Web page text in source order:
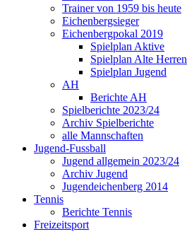
Trainer von 1959 bis heute
Eichenbergsieger
Eichenbergpokal 2019
Spielplan Aktive
Spielplan Alte Herren
Spielplan Jugend
AH
Berichte AH
Spielberichte 2023/24
Archiv Spielberichte
alle Mannschaften
Jugend-Fussball
Jugend allgemein 2023/24
Archiv Jugend
Jugendeichenberg 2014
Tennis
Berichte Tennis
Freizeitsport